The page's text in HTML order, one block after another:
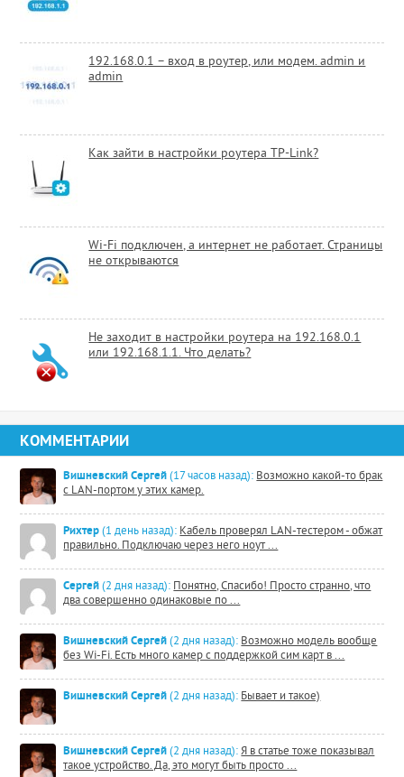
192.168.0.1 – вход в роутер, или модем. admin и
admin
Как зайти в настройки роутера TP-Link?
Wi-Fi подключен, а интернет не работает. Страницы
не открываются
Не заходит в настройки роутера на 192.168.0.1
или 192.168.1.1. Что делать?
КОММЕНТАРИИ
Вишневский Сергей (17 часов назад): Возможно какой-то брак
с LAN-портом у этих камер.
Рихтер (1 день назад): Кабель проверял LAN-тестером - обжат
правильно. Подключаю через него ноут ...
Сергей (2 дня назад): Понятно, Спасибо! Просто странно, что
два совершенно одинаковые по ...
Вишневский Сергей (2 дня назад): Возможно модель вообще
без Wi-Fi. Есть много камер с поддержкой сим карт в ...
Вишневский Сергей (2 дня назад): Бывает и такое)
Вишневский Сергей (2 дня назад): Я в статье тоже показывал
такое устройство. Да, это могут быть просто ...